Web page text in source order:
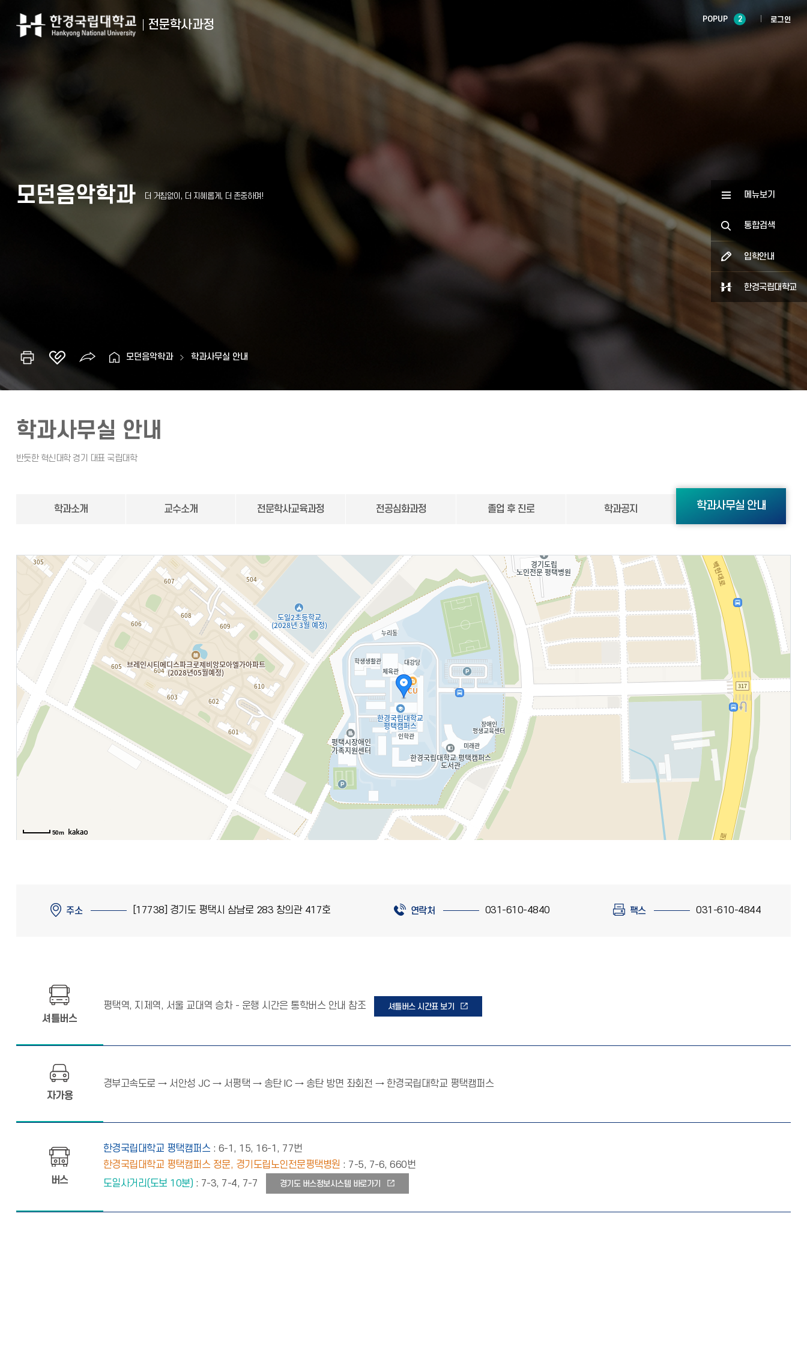
전문학사과정 POPUP 2 로그인
메뉴보기
통합검색
입학안내
한경국립대학교
모던음악학과
모던음악학과 학과사무실 안내
학과사무실 안내
학과소개 교수소개 전문학사교육과정 전공심화과정 졸업 후 진로 학과공지 학과사무실 안내
50m
주소 [17738] 경기도 평택시 삼남로 283 창의관 417호 연락처 031-610-4840 팩스 031-610-4844
셔틀버스
평택역, 지제역, 서울 교대역 승차 - 운행 시간은 통학버스 안내 참조 셔틀버스 시간표 보기
자가용
경부고속도로 → 서안성 JC → 서평택 → 송탄 IC → 송탄 방면 좌회전 → 한경국립대학교 평택캠퍼스
버스
한경국립대학교 평택캠퍼스 : 6-1, 15, 16-1, 77번
한경국립대학교 평택캠퍼스 정문, 경기도립노인전문평택병원 : 7-5, 7-6, 660번
도일사거리(도보 10분) : 7-3, 7-4, 7-7 경기도 버스정보시스템 바로가기